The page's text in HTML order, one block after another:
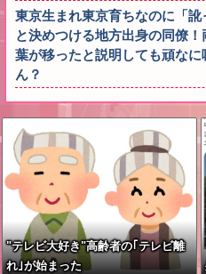
東京生まれ東京育ちなのに「訛
と決めつける地方出身の同僚
葉が移ったと説明しても頑な
ん？
"テレビ大好き"高齢者の｢テレビ離
れ｣が始まった